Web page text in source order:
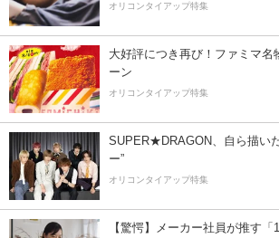
オリコンタイアップ特集
大好評につき再び！ファミマ名
ーン
オリコンタイアップ特集
SUPER★DRAGON、自ら描い
ー”
オリコンタイアップ特集
【驚愕】メーカー社員が推す